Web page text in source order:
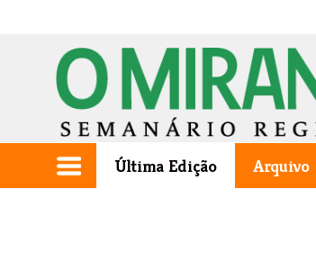
Última Edição Arquivo